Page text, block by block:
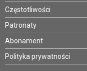
Częstotliwości
Patronaty
Abonament
Polityka prywatności